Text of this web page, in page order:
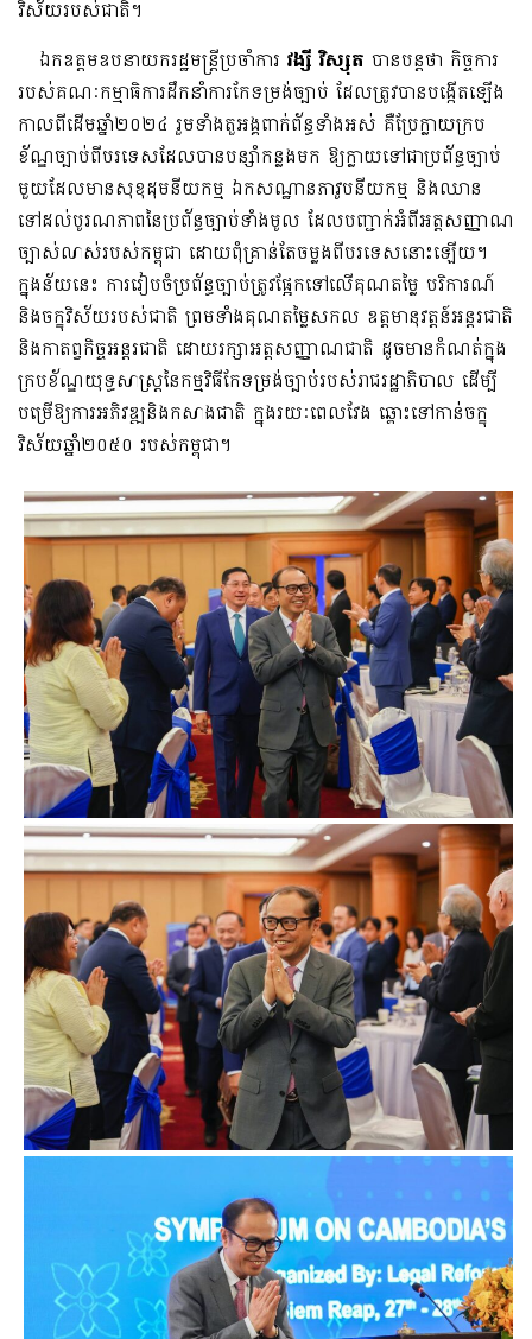
វិស័យរបស់ជាតិ។
ឯកឧត្តមឧបនាយករដ្ឋមន្រ្តីប្រចាំការ វង្សី វិស្សុត បានបន្តថា កិច្ចការ
របស់គណៈកម្មាធិការដឹកនាំការកែទម្រង់ច្បាប់ ដែលត្រូវបានបង្កើតឡើង
កាលពីដើមឆ្នាំ២០២៤ រួមទាំងតួអង្គពាក់ព័ន្ធទាំងអស់ គឺប្រែក្លាយក្រប
ខ័ណ្ឌច្បាប់ពីបរទេសដែលបានបន្សាំកន្លងមក ឱ្យក្លាយទៅជាប្រព័ន្ធច្បាប់
មួយដែលមានសុខុដុមនីយកម្ម ឯកសណ្ឋានភាវូបនីយកម្ម និងឈាន
ទៅដល់បូរណភាពនៃប្រព័ន្ធច្បាប់ទាំងមូល ដែលបញ្ជាក់អំពីអត្តសញ្ញាណ
ច្បាស់លាស់របស់កម្ពុជា ដោយពុំគ្រាន់តែចម្លងពីបរទេសនោះឡើយ។
ក្នុងន័យនេះ ការរៀបចំប្រព័ន្ធច្បាប់ត្រូវផ្អែកទៅលើគុណតម្លៃ បរិការណ៍
និងចក្ខុវិស័យរបស់ជាតិ ព្រមទាំងគុណតម្លៃសកល ឧត្តមានុវត្តន៍អន្តរជាតិ
និងកាតព្វកិច្ចអន្តរជាតិ ដោយរក្សាអត្តសញ្ញាណជាតិ ដូចមានកំណត់ក្នុង
ក្របខ័ណ្ឌយុទ្ធសាស្ត្រនៃកម្មវិធីកែទម្រង់ច្បាប់របស់រាជរដ្ឋាភិបាល ដើម្បី
បម្រើឱ្យការអភិវឌ្ឍនិងកសាងជាតិ ក្នុងរយៈពេលវែង ឆ្ពោះទៅកាន់ចក្ខុ
វិស័យឆ្នាំ២០៥០ របស់កម្ពុជា។